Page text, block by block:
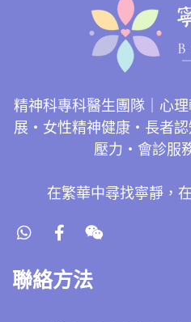
精神科專科醫生團隊｜心
展・女性精神健康・長者
壓力・會診服
在繁華中尋找寧靜，
聯絡方法